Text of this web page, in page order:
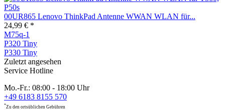
00UR865 Lenovo ThinkPad Antenne WWAN WLAN für...
24,99 € *
M75q-1
P320 Tiny
P330 Tiny
Zuletzt angesehen
Service Hotline
Mo.-Fr.: 08:00 - 18:00 Uhr
+49 6183 8155 570
*Zu den ortsüblichen Gebühren